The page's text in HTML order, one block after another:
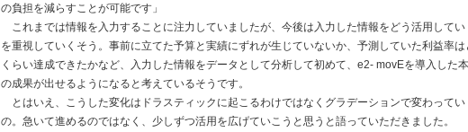
の負担を減らすことが可能です」
これまでは情報を入力することに注力していましたが、今後は入力した情報をどう活用してい
を重視していくそう。事前に立てた予算と実績にずれが生じていないか、予測していた利益率は
くらい達成できたかなど、入力した情報をデータとして分析して初めて、e2- movEを導入した
の成果が出せるようになると考えているそうです。
とはいえ、こうした変化はドラスティックに起こるわけではなくグラデーションで変わってい
の。急いて進めるのではなく、少しずつ活用を広げていこうと思うと語っていただきました。